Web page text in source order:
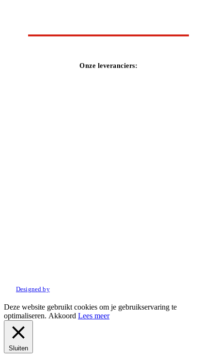
Onze leveranciers:
Designed by
Deze website gebruikt cookies om je gebruikservaring te
optimaliseren. Akkoord Lees meer
Sluiten